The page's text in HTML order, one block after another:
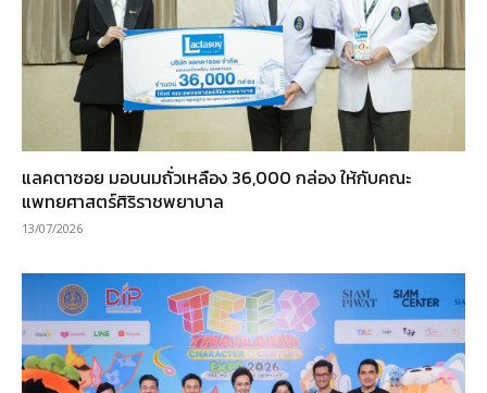
แลคตาซอย มอบนมถั่วเหลือง 36,000 กล่อง ให้กับคณะ
แพทยศาสตร์ศิริราชพยาบาล
13/07/2026